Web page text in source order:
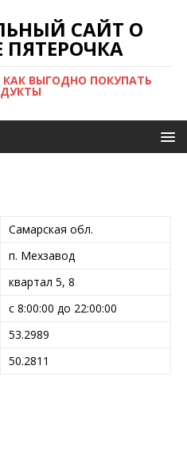
САЙТ О
ВЫГОДНО ПОКУПАТЬ
Самарская обл.
п. Мехзавод
квартал 5, 8
с 8:00:00 до 22:00:00
53.2989
50.2811